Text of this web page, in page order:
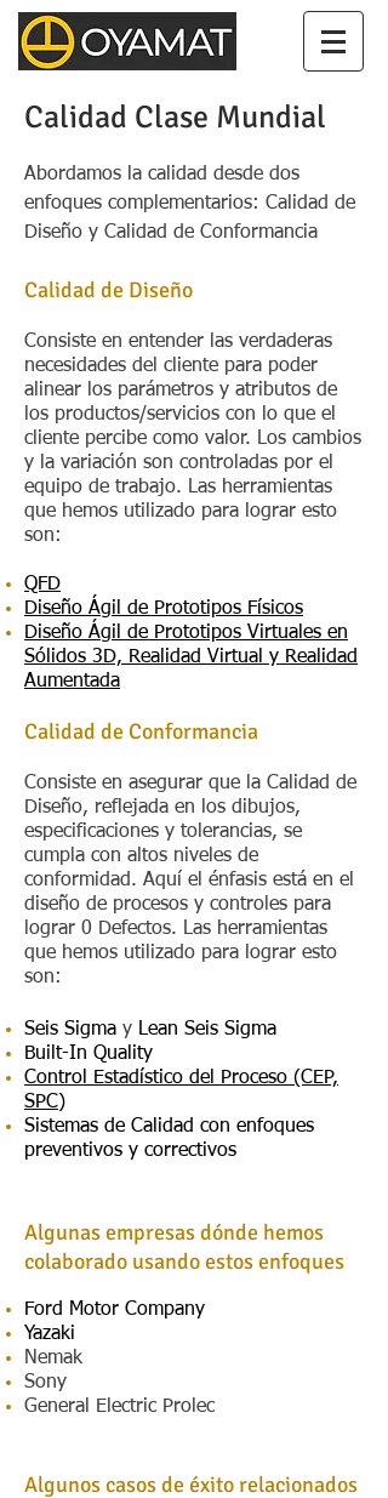
Calidad Clase Mundial
Abordamos la calidad desde dos
enfoques complementarios: Calidad de
Diseño y Calidad de Conformancia
Calidad de Diseño
Consiste en entender las verdaderas
necesidades del cliente para poder
alinear los parámetros y atributos de
los productos/servicios con lo que el
cliente percibe como valor. Los cambios
y la variación son controladas por el
equipo de trabajo. Las herramientas
que hemos utilizado para lograr esto
son:
QFD
Diseño Ágil de Prototipos Físicos
Diseño Ágil de Prototipos Virtuales en
Sólidos 3D, Realidad Virtual y Realidad
Aumentada
Calidad de Conformancia
Consiste en asegurar que la Calidad de
Diseño, reflejada en los dibujos,
especificaciones y tolerancias, se
cumpla con altos niveles de
conformidad. Aquí el énfasis está en el
diseño de procesos y controles para
lograr 0 Defectos. Las herramientas
que hemos utilizado para lograr esto
son:
Seis Sigma y Lean Seis Sigma
Built-In Quality
Control Estadístico del Proceso (CEP,
SPC)
Sistemas de Calidad con enfoques
preventivos y correctivos
Algunas empresas dónde hemos
colaborado usando estos enfoques
Ford Motor Company
Yazaki
Nemak
Sony
General Electric Prolec
Algunos casos de éxito relacionados